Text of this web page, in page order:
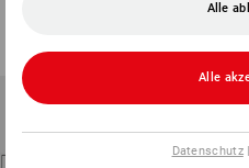
Alle
Alle
Datenschutz|